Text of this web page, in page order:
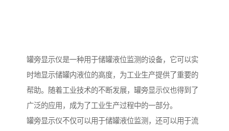
罐旁显示仪是一种用于储罐液位监测的设备，它可以实
时地显示储罐内液位的高度，为工业生产提供了重要的
帮助。随着工业技术的不断发展，罐旁显示仪也得到了
广泛的应用，成为了工业生产过程中的一部分。
罐旁显示仪不仅可以用于储罐液位监测，还可以用于流